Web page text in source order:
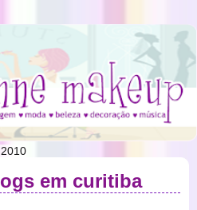
em curitiba